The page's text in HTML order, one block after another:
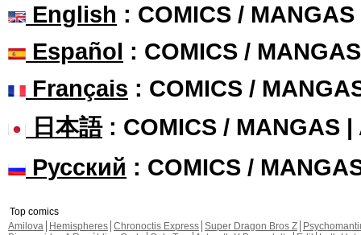
English : COMICS /
Español : COMICS /
Français : COMICS /
日本語: COMICS / MANGAS |
Русский : COMICS /
Top comics
Amilova
Hemispheres Chronoctis Express Super Dragon Bros Z